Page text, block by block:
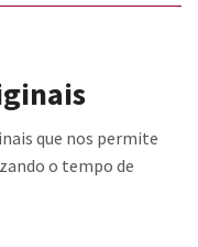
que nos permite
o tempo de